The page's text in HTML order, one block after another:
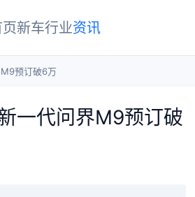
新车行业资讯
预订破6万
一代问界M9预订破